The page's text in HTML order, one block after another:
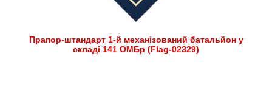
Прапор-штандарт 1-й механізований батальйон у
складі 141 ОМБр (Flag-02329)